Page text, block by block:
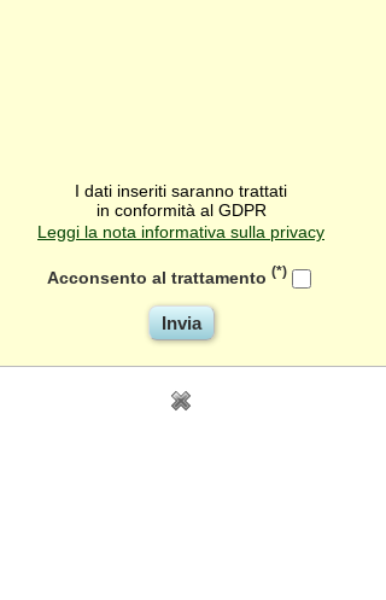
I dati inseriti saranno trattati
in conformità al GDPR
Leggi la nota informativa sulla privacy
Acconsento al trattamento (*)